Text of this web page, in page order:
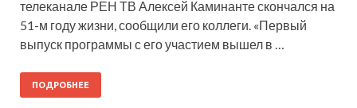
телеканале РЕН ТВ Алексей Каминанте скончался на
51-м году жизни, сообщили его коллеги. «Первый
выпуск программы с его участием вышел в …
ПОДРОБНЕЕ